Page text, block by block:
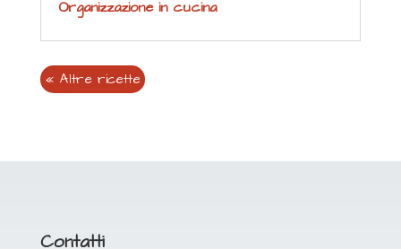
Organizzazione in cucina
« Altre ricette
Contatti